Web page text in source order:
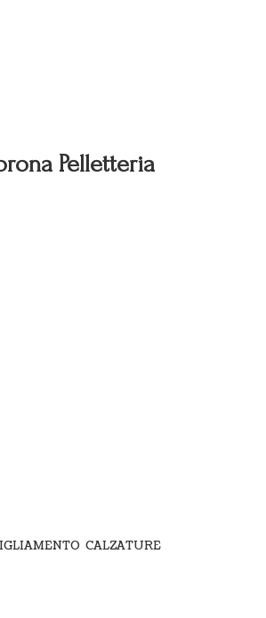
Pelletteria
CALZATURE